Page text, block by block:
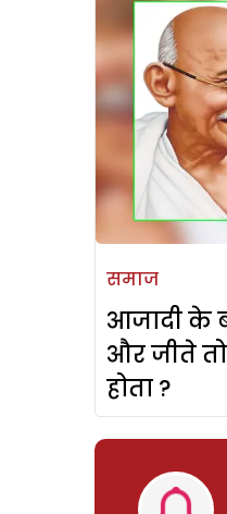
समाज
आजादी के
और जीते
होता ?